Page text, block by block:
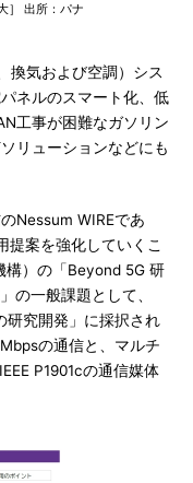
］ 出所：パナ
換気および空調）シス
ネルのスマート化、低
工事が困難なガソリン
リューションなどにも
Nessum WIREであ
提案を強化していくこ
構）の「Beyond 5G 研
の一般課題として、
研究開発」に採択され
の通信と、マルチ
P1901cの通信媒体